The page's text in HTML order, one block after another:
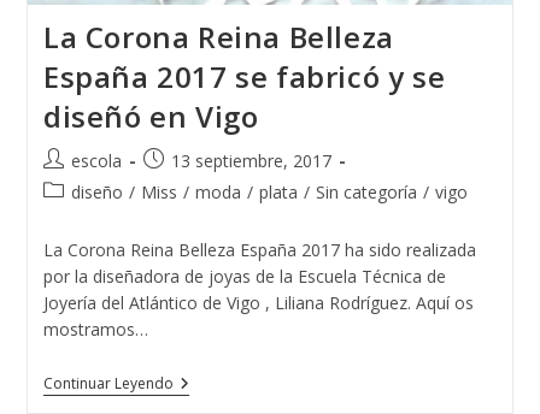
La Corona Reina Belleza
España 2017 se fabricó y se
diseñó en Vigo
Autor
de
escola
Publicación
de
13 septiembre, 2017
Categoría
la
entrada:
diseño / Miss / moda / plata / Sin categoría / vigo
La Corona Reina Belleza España 2017 ha sido realizada
por la diseñadora de joyas de la Escuela Técnica de
Joyería del Atlántico de Vigo , Liliana Rodríguez. Aquí os
mostramos…
Continuar LeyendoLa
Corona